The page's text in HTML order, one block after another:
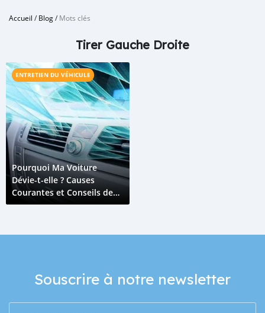
Accueil /Blog/Mots clés
Tirer Gauche Droite
ENTRETIEN DU VÉHICULE
Pourquoi Ma Voiture
Dévie-t-elle ? Causes
Courantes et Conseils de
Prévention
Souscrire à notre newsletter